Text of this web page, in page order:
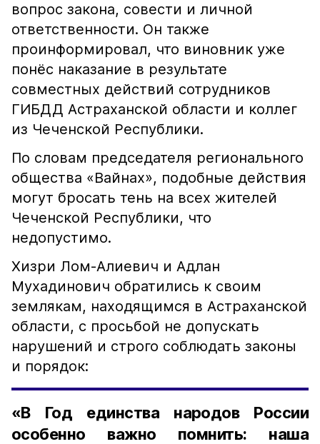
вопрос закона, совести и личной
ответственности. Он также
проинформировал, что виновник уже
понёс наказание в результате
совместных действий сотрудников
ГИБДД Астраханской области и коллег
из Чеченской Республики.
По словам председателя регионального
общества «Вайнах», подобные действия
могут бросать тень на всех жителей
Чеченской Республики, что
недопустимо.
Хизри Лом-Алиевич и Адлан
Мухадинович обратились к своим
землякам, находящимся в Астраханской
области, с просьбой не допускать
нарушений и строго соблюдать законы
и порядок:
«В Год единства народов России
особенно важно помнить: наша